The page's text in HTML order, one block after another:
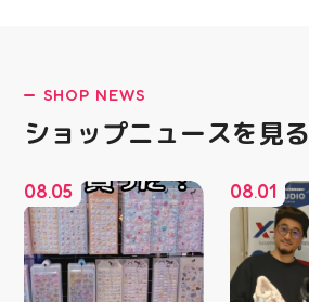
SHOP NEWS
ショップニュースを見る
08.05 08.01